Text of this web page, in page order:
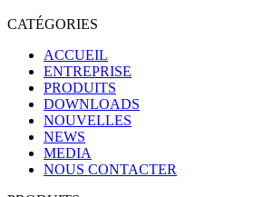
CATÉGORIES
ACCUEIL
ENTREPRISE
PRODUITS
DOWNLOADS
NOUVELLES
NEWS
MEDIA
NOUS CONTACTER